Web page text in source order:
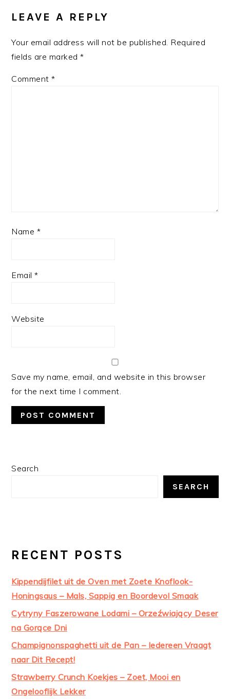
INTERACTIONS
LEAVE A REPLY
Your email address will not be published. Required
fields are marked*
Comment*
Name *
Email*
Website
Save my name, email, and website in this browser
for the next time I comment.
PRIMARY
Search
SEARCH
RECENT POSTS
Kippendijfilet uit de Oven met Zoete Knoflook-
Honingsaus – Mals, Sappig en Boordevol Smaak
Cytryny Faszerowane Lodami – Orzeźwiający Deser
na Gorące Dni
Champignonspaghetti uit de Pan – Iedereen Vraagt
naar Dit Recept!
Strawberry Crunch Koekjes – Zoet, Mooi en
Ongelooflijk Lekker